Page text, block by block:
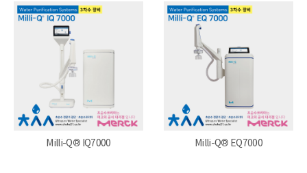
Milli-Q® IQ7000 Milli-Q® EQ7000